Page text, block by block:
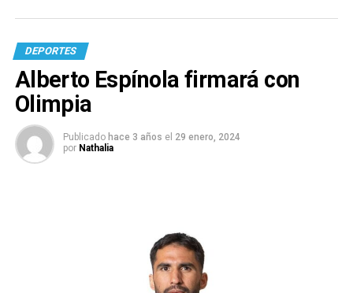
DEPORTES
Alberto Espínola firmará con
Olimpia
Publicado hace 3 años el 29 enero, 2024
por Nathalia